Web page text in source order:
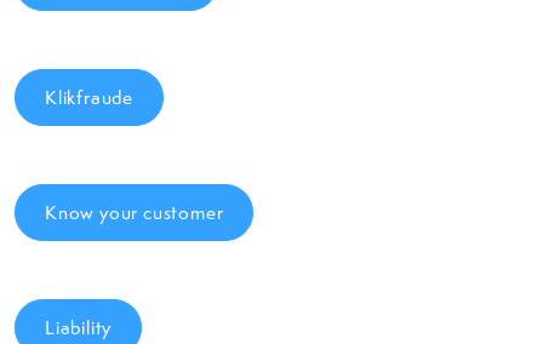
Klikfraude
Know your customer
Liability